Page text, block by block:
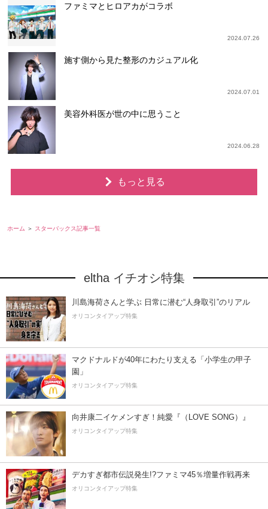
ファミマとヒロアカがコラボ
2024.07.26
施す側から見た整形のカジュアル化
2024.07.01
美容外科医が世の中に思うこと
2024.06.28
もっと見る
ホーム スターバックス記事一覧
eltha イチオシ特集
川島海荷さんと学ぶ 日常に潜む“人身取引”のリアル
オリコンタイアップ特集
マクドナルドが40年にわたり支える「小学生の甲子
園」
オリコンタイアップ特集
向井康二イケメンすぎ！純愛『（LOVE SONG）』
オリコンタイアップ特集
デカすぎ都市伝説発生!?ファミマ45％増量作戦再来
オリコンタイアップ特集